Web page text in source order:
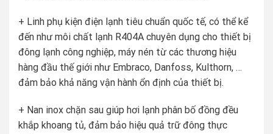
+ Linh phụ kiện điện lạnh tiêu chuẩn quốc tế, có thể kể
đến như môi chất lạnh R404A chuyên dụng cho thiết bị
đông lạnh công nghiệp, máy nén từ các thương hiệu
hàng đầu thế giới như Embraco, Danfoss, Kulthorn, …
đảm bảo khả năng vận hành ổn định của thiết bị.
+ Nan inox chặn sau giúp hơi lạnh phân bố đồng đều
khắp khoang tủ, đảm bảo hiệu quả trữ đông thực